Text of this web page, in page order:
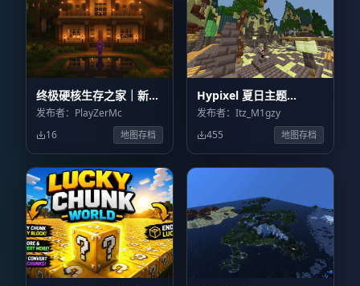
终极硬核生存之家｜新手
豪宅 Ultimate
Hardcore Survival
House | Starter
发布者：PlayZerMc
16
地图存档
Hypixel 夏日主题
Summer Theme
Hypixel
发布者：Itz_M1gzy
455
地图存档